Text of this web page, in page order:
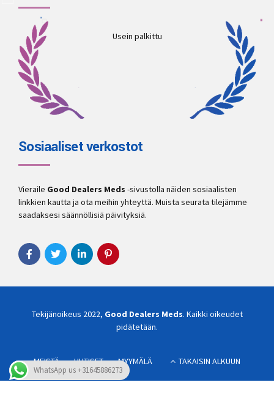
Usein palkittu
Sosiaaliset verkostot
Vieraile Good Dealers Meds -sivustolla näiden sosiaalisten
linkkien kautta ja ota meihin yhteyttä. Muista seurata tilejämme
saadaksesi säännöllisiä päivityksiä.
Tekijänoikeus 2022, Good Dealers Meds. Kaikki oikeudet
pidätetään.
MEISTÄ UUTISET MYYMÄLÄ TAKAISIN ALKUUN
WhatsApp us +31645886273